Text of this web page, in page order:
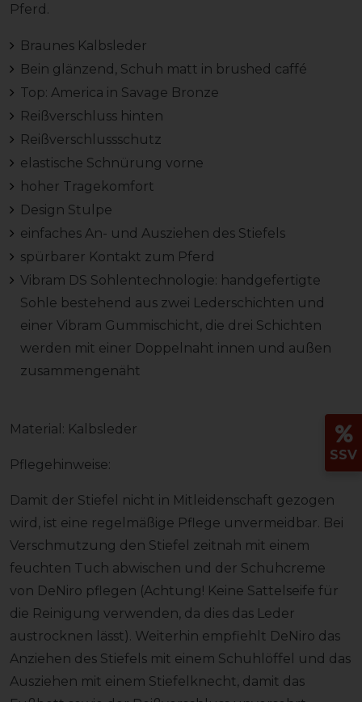
Pferd.
Braunes Kalbsleder
Bein glänzend, Schuh matt in brushed caffé
Top: America in Savage Bronze
Reißverschluss hinten
Reißverschlussschutz
elastische Schnürung vorne
hoher Tragekomfort
Design Stulpe
einfaches An- und Ausziehen des Stiefels
spürbarer Kontakt zum Pferd
Vibram DS Sohlentechnologie: handgefertigte
Sohle bestehend aus zwei Lederschichten und
einer Vibram Gummischicht, die drei Schichten
werden mit einer Doppelnaht innen und außen
zusammengenäht
Material: Kalbsleder
Pflegehinweise:
Damit der Stiefel nicht in Mitleidenschaft gezogen
wird, ist eine regelmäßige Pflege unvermeidbar. Bei
Verschmutzung den Stiefel zeitnah mit einem
feuchten Tuch abwischen und der Schuhcreme
von DeNiro pflegen (Achtung! Keine Sattelseife für
die Reinigung verwenden, da dies das Leder
austrocknen lässt). Weiterhin empfiehlt DeNiro das
Anziehen des Stiefels mit einem Schuhlöffel und das
Ausziehen mit einem Stiefelknecht, damit das
SSV